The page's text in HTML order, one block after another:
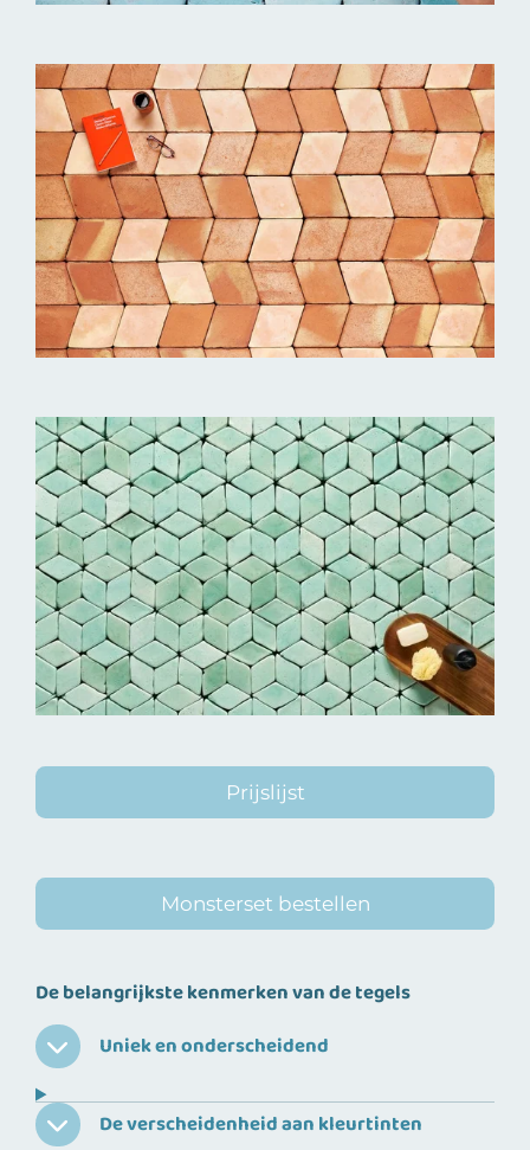
Prijslijst
Monsterset bestellen
De belangrijkste kenmerken van de tegels
Uniek en onderscheidend
De verscheidenheid aan kleurtinten